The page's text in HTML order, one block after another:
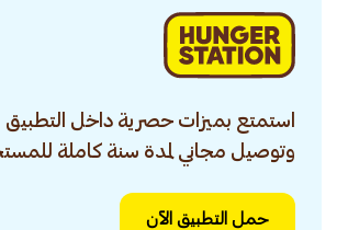
استمتع بميزات حصرية داخل
وتوصيل مجاني لمدة سنة كاملة
حمل التطبيق الآن